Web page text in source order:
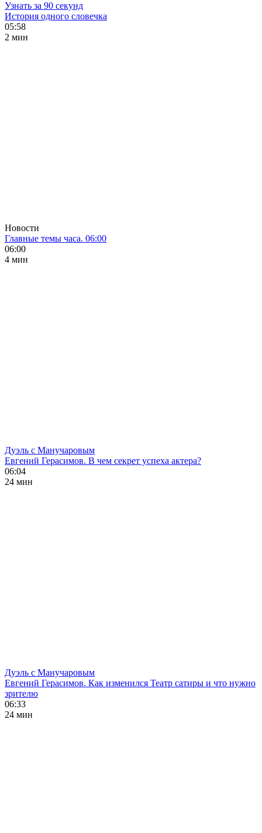
Узнать за 90 секунд
История одного словечка
05:58
2 мин
Новости
Главные темы часа. 06:00
06:00
4 мин
Дуэль с Манучаровым
Евгений Герасимов. В чем секрет успеха актера?
06:04
24 мин
Дуэль с Манучаровым
Евгений Герасимов. Как изменился Театр сатиры и что нужно
зрителю
06:33
24 мин